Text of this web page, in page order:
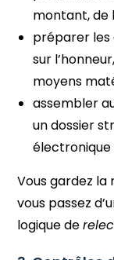
montant, de
préparer les
sur
moyens
assembler
un dossier
Vous gardez
vous passez
logique de